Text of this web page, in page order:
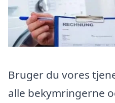
Bruger du vores
alle bekymringerne